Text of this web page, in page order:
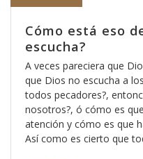
Cómo está eso
escucha?
A veces pareciera que
que Dios no escucha a
todos pecadores?,
nosotros?, ó cómo es
atención y cómo es que
Así como es cierto que